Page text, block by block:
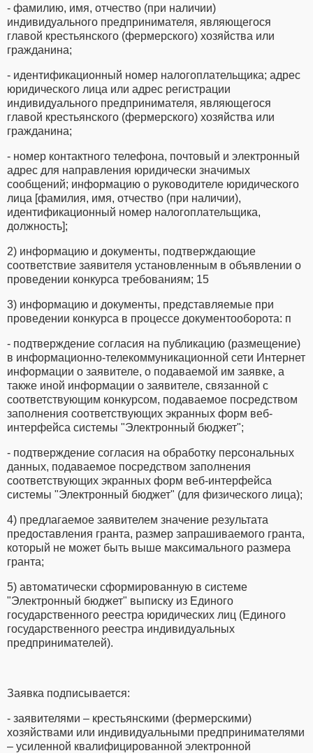
- фамилию, имя, отчество (при наличии)
индивидуального предпринимателя, являющегося
главой крестьянского (фермерского) хозяйства или
гражданина;
- идентификационный номер налогоплательщика; адрес
юридического лица или адрес регистрации
индивидуального предпринимателя, являющегося
главой крестьянского (фермерского) хозяйства или
гражданина;
- номер контактного телефона, почтовый и электронный
адрес для направления юридически значимых
сообщений; информацию о руководителе юридического
лица [фамилия, имя, отчество (при наличии),
идентификационный номер налогоплательщика,
должность];
2) информацию и документы, подтверждающие
соответствие заявителя установленным в объявлении о
проведении конкурса требованиям; 15
3) информацию и документы, представляемые при
проведении конкурса в процессе документооборота: п
- подтверждение согласия на публикацию (размещение)
в информационно-телекоммуникационной сети Интернет
информации о заявителе, о подаваемой им заявке, а
также иной информации о заявителе, связанной с
соответствующим конкурсом, подаваемое посредством
заполнения соответствующих экранных форм веб-
интерфейса системы "Электронный бюджет";
- подтверждение согласия на обработку персональных
данных, подаваемое посредством заполнения
соответствующих экранных форм веб-интерфейса
системы "Электронный бюджет" (для физического лица);
4) предлагаемое заявителем значение результата
предоставления гранта, размер запрашиваемого гранта,
который не может быть выше максимального размера
гранта;
5) автоматически сформированную в системе
"Электронный бюджет" выписку из Единого
государственного реестра юридических лиц (Единого
государственного реестра индивидуальных
предпринимателей).
Заявка подписывается:
- заявителями – крестьянскими (фермерскими)
хозяйствами или индивидуальными предпринимателями
– усиленной квалифицированной электронной